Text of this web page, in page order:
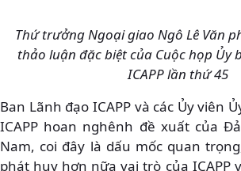
Thứ trưởng Ngoại giao Ngô Lê Văn
thảo luận đặc biệt của Cuộc họp Ủy
ICAPP lần thứ 45
Ban Lãnh đạo ICAPP và các Ủy viên
ICAPP hoan nghênh đề xuất của
Nam, coi đây là dấu mốc quan
phát huy hơn nữa vai trò của ICAPP